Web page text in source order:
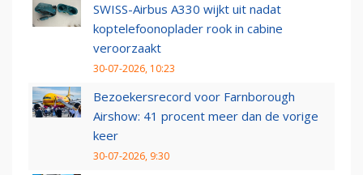
SWISS-Airbus A330 wijkt uit nadat
koptelefoonoplader rook in cabine
veroorzaakt
30-07-2026, 10:23
Bezoekersrecord voor Farnborough
Airshow: 41 procent meer dan de vorige
keer
30-07-2026, 9:30